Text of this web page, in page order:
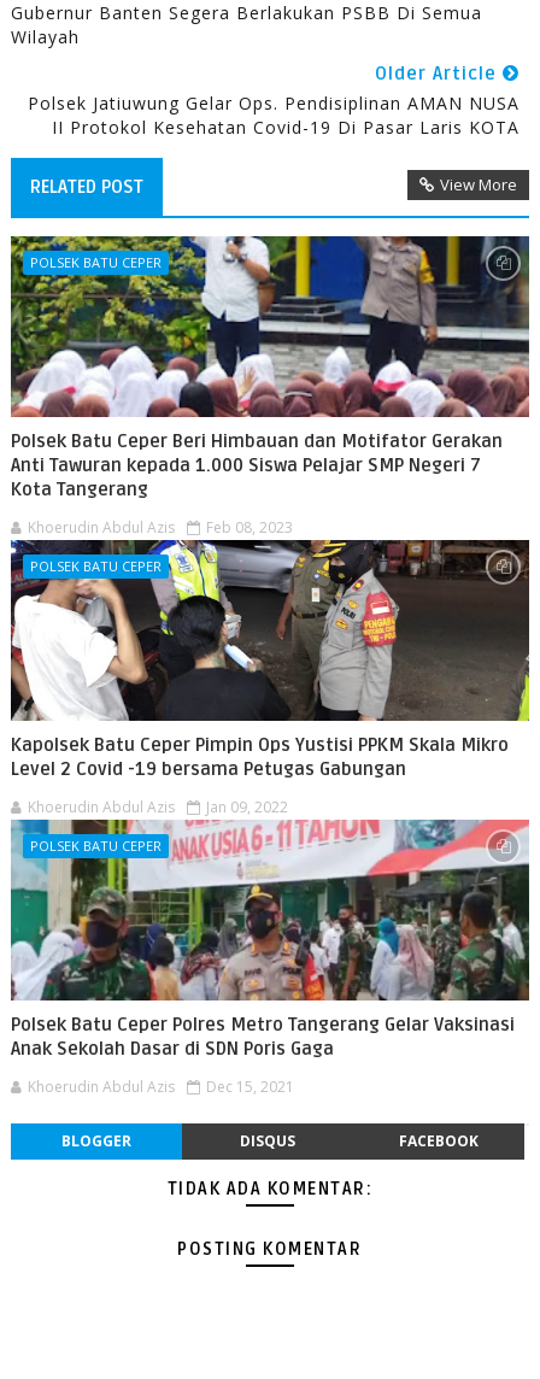
Gubernur Banten Segera Berlakukan PSBB Di Semua
Wilayah
Older Article
Polsek Jatiuwung Gelar Ops. Pendisiplinan AMAN NUSA
II Protokol Kesehatan Covid-19 Di Pasar Laris KOTA
RELATED POST View More
POLSEK BATU CEPER
Polsek Batu Ceper Beri Himbauan dan Motifator Gerakan
Anti Tawuran kepada 1.000 Siswa Pelajar SMP Negeri 7
Kota Tangerang
Khoerudin Abdul Azis Feb 08, 2023
POLSEK BATU CEPER
Kapolsek Batu Ceper Pimpin Ops Yustisi PPKM Skala Mikro
Level 2 Covid -19 bersama Petugas Gabungan
Khoerudin Abdul Azis Jan 09, 2022
POLSEK BATU CEPER
Polsek Batu Ceper Polres Metro Tangerang Gelar Vaksinasi
Anak Sekolah Dasar di SDN Poris Gaga
Khoerudin Abdul Azis Dec 15, 2021
BLOGGER DISQUS FACEBOOK
TIDAK ADA KOMENTAR:
POSTING KOMENTAR